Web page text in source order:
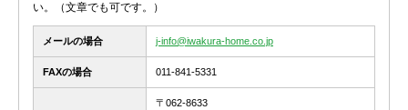
い。（文章でも可です。）
メールの場合 j-info@iwakura-home.co.jp
FAXの場合 011-841-5331
〒062-8633